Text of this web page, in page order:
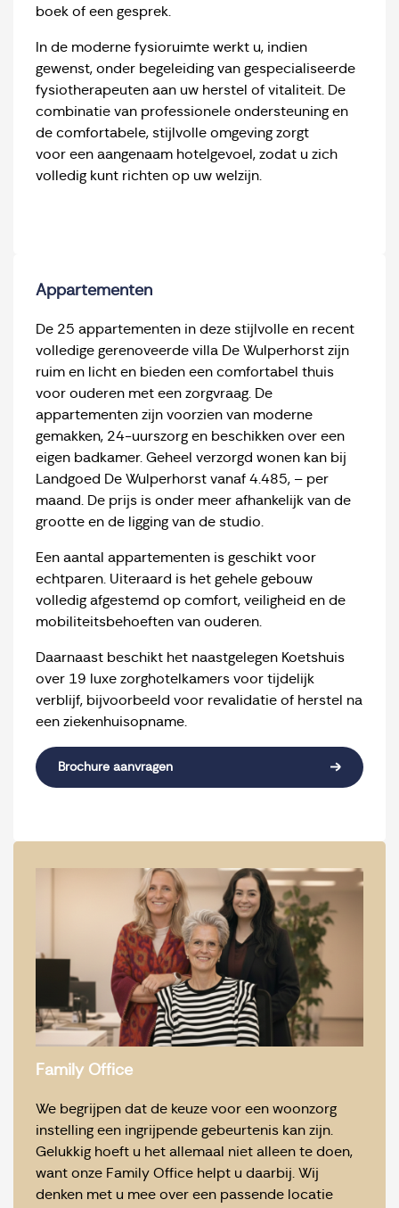
boek of een gesprek.
In de moderne fysioruimte werkt u, indien
gewenst, onder begeleiding van gespecialiseerde
fysiotherapeuten aan uw herstel of vitaliteit. De
combinatie van professionele ondersteuning en
de comfortabele, stijlvolle omgeving zorgt
voor een aangenaam hotelgevoel, zodat u zich
volledig kunt richten op uw welzijn.
Appartementen
De 25 appartementen in deze stijlvolle en recent
volledige gerenoveerde villa De Wulperhorst zijn
ruim en licht en bieden een comfortabel thuis
voor ouderen met een zorgvraag. De
appartementen zijn voorzien van moderne
gemakken, 24-uurszorg en beschikken over een
eigen badkamer. Geheel verzorgd wonen kan bij
Landgoed De Wulperhorst vanaf 4.485, – per
maand. De prijs is onder meer afhankelijk van de
grootte en de ligging van de studio.
Een aantal appartementen is geschikt voor
echtparen. Uiteraard is het gehele gebouw
volledig afgestemd op comfort, veiligheid en de
mobiliteitsbehoeften van ouderen.
Daarnaast beschikt het naastgelegen Koetshuis
over 19 luxe zorghotelkamers voor tijdelijk
verblijf, bijvoorbeeld voor revalidatie of herstel na
een ziekenhuisopname.
Brochure aanvragen
Family Office
We begrijpen dat de keuze voor een woonzorg
instelling een ingrijpende gebeurtenis kan zijn.
Gelukkig hoeft u het allemaal niet alleen te doen,
want onze Family Office helpt u daarbij. Wij
denken met u mee over een passende locatie